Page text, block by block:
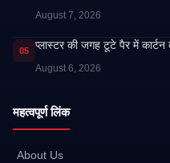
August 7, 2026
05 प्लास्टर की जगह टूटे पैर में कार्टन
August 6, 2026
महत्वपूर्ण लिंक
About Us